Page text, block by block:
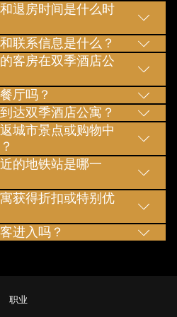
退房时间是什么时
联系信息是什么？
客房在双季酒店公
厅吗？
达双季酒店公寓？
城市景点或购物中
的地铁站是哪一
获得折扣或特别优
进入吗？
职业